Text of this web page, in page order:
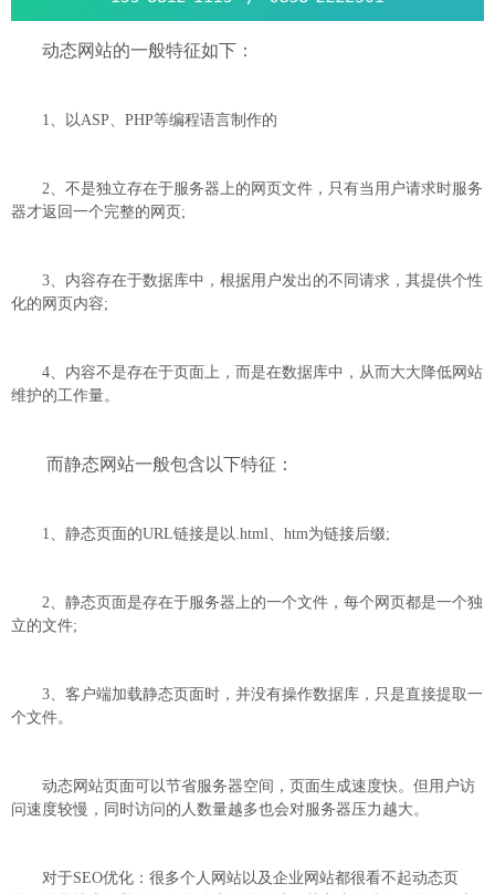
动态网站的一般特征如下：
1、以ASP、PHP等编程语言制作的
2、不是独立存在于服务器上的网页文件，只有当用户请求时服务
器才返回一个完整的网页;
3、内容存在于数据库中，根据用户发出的不同请求，其提供个性
化的网页内容;
4、内容不是存在于页面上，而是在数据库中，从而大大降低网站
维护的工作量。
而静态网站一般包含以下特征：
1、静态页面的URL链接是以.html、htm为链接后缀;
2、静态页面是存在于服务器上的一个文件，每个网页都是一个独
立的文件;
3、客户端加载静态页面时，并没有操作数据库，只是直接提取一
个文件。
动态网站页面可以节省服务器空间，页面生成速度快。但用户访
问速度较慢，同时访问的人数量越多也会对服务器压力越大。
对于SEO优化：很多个人网站以及企业网站都很看不起动态页